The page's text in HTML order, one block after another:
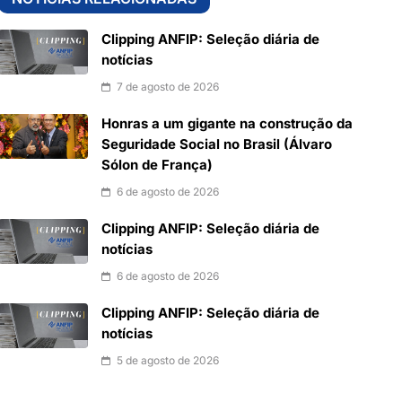
Clipping ANFIP: Seleção diária de
notícias
7 de agosto de 2026
Honras a um gigante na construção da
Seguridade Social no Brasil (Álvaro
Sólon de França)
6 de agosto de 2026
Clipping ANFIP: Seleção diária de
notícias
6 de agosto de 2026
Clipping ANFIP: Seleção diária de
notícias
5 de agosto de 2026